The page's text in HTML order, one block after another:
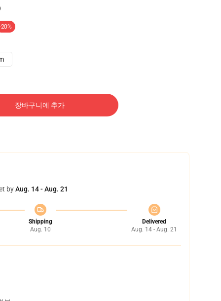
-20%
장바구니에 추가
byAug. 14 - Aug. 21
Shipping
Aug. 10
Delivered
Aug. 14 - Aug. 21